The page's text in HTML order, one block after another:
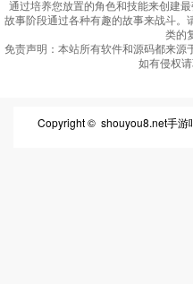
通过培养您放置的角色和技能来创建
故事阶段通过各种有趣的故事来战斗。
类的
免责声明：本站所有软件和源码都来源
如有侵权请
Copyright © shouyou8.net手游